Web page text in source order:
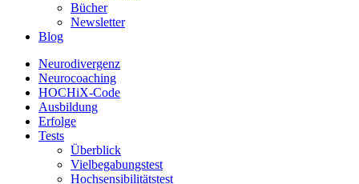
Bücher
Newsletter
Blog
Neurodivergenz
Neurocoaching
HOCHiX-Code
Ausbildung
Erfolge
Tests
Überblick
Vielbegabungstest
Hochsensibilitätstest